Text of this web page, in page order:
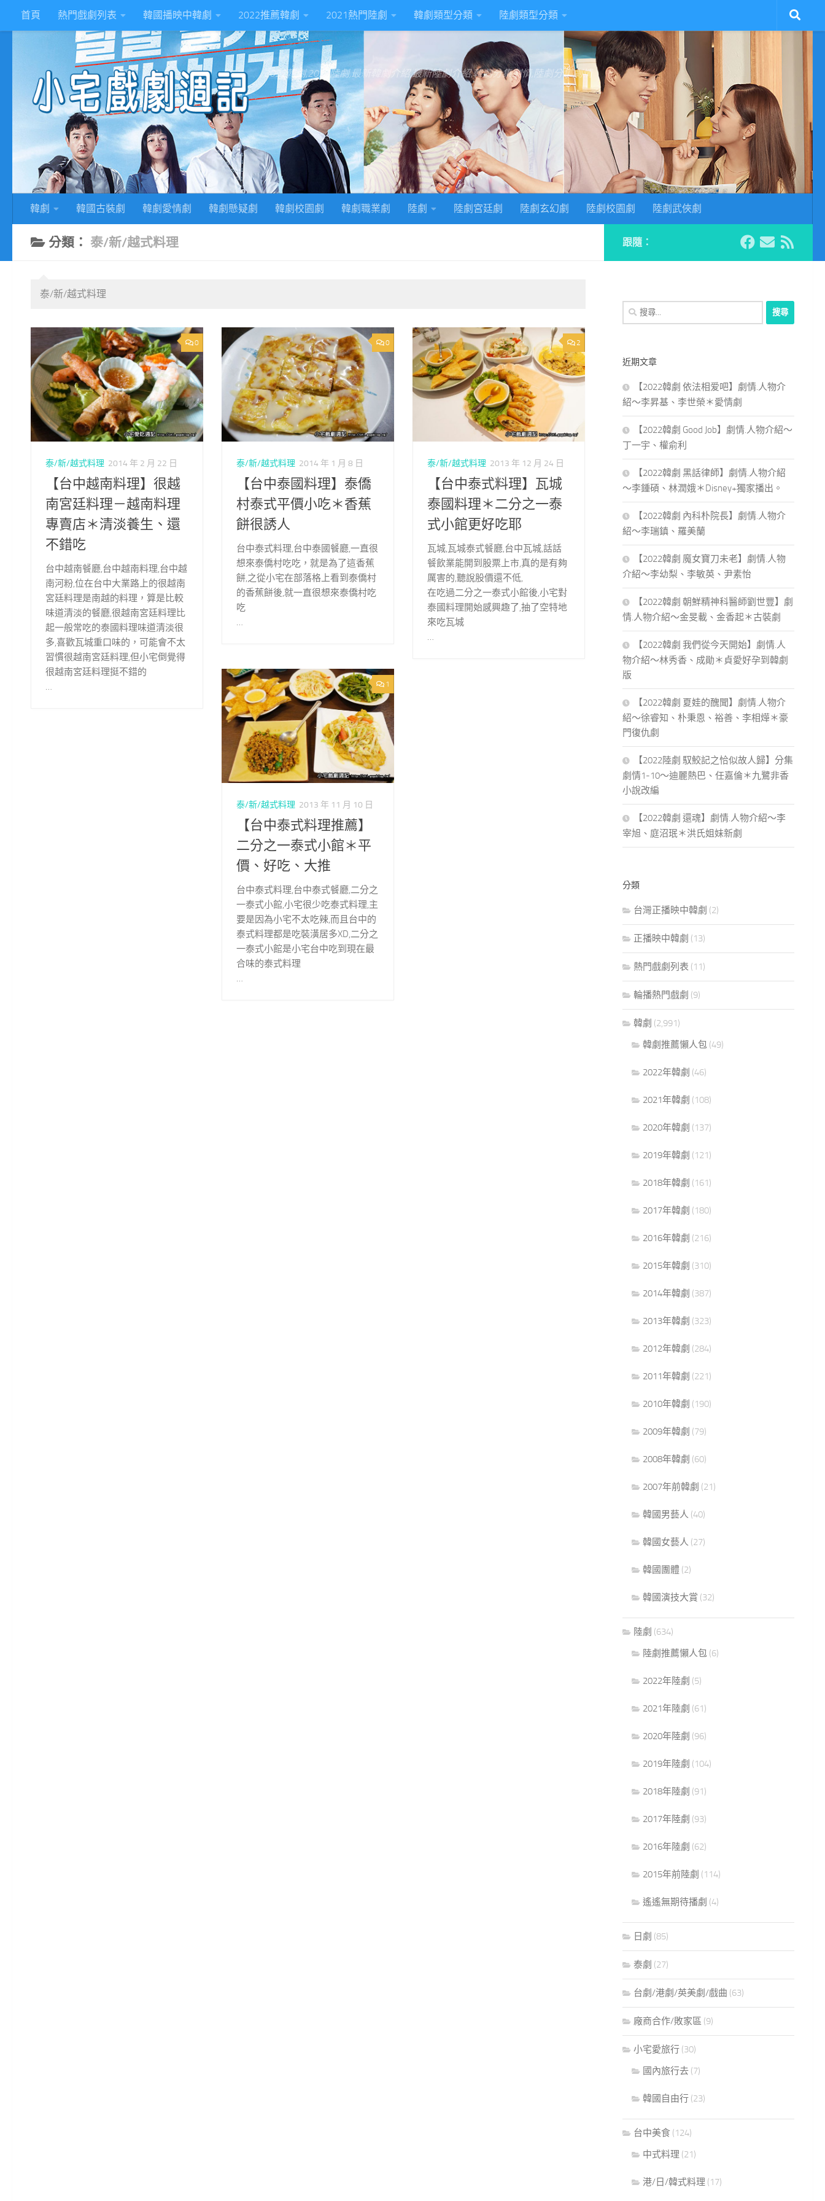
Skip to content
首頁 熱門戲劇列表 韓國播映中韓劇 2022推薦韓劇 2021熱門陸劇 韓劇類型分類 陸劇類型分類
2022韓劇,2022陸劇,最新韓劇介紹,最新陸劇介紹,韓劇分集劇情,陸劇分集劇情
韓劇 韓國古裝劇 韓劇愛情劇 韓劇懸疑劇 韓劇校園劇 韓劇職業劇 陸劇 陸劇宮廷劇 陸劇玄幻劇 陸劇校園劇 陸劇武俠劇
分類： 泰/新/越式料理
泰/新/越式料理
0
泰/新/越式料理 2014 年 2 月 22 日
【台中越南料理】很越
南宮廷料理－越南料理
專賣店＊清淡養生、還
不錯吃
台中越南餐廳,台中越南料理,台中越
南河粉,位在台中大業路上的很越南
宮廷料理是南越的料理，算是比較
味道清淡的餐廳,很越南宮廷料理比
起一般常吃的泰國料理味道清淡很
多,喜歡瓦城重口味的，可能會不太
習慣很越南宮廷料理,但小宅倒覺得
很越南宮廷料理挺不錯的
0
泰/新/越式料理 2014 年 1 月 8 日
【台中泰國料理】泰僑
村泰式平價小吃＊香蕉
餅很誘人
台中泰式料理,台中泰國餐廳,一直很
想來泰僑村吃吃，就是為了這香蕉
餅,之從小宅在部落格上看到泰僑村
的香蕉餅後,就一直很想來泰僑村吃
吃
2
泰/新/越式料理 2013 年 12 月 24 日
【台中泰式料理】瓦城
泰國料理＊二分之一泰
式小館更好吃耶
瓦城,瓦城泰式餐廳,台中瓦城,話話
餐飲業能開到股票上市,真的是有夠
厲害的,聽說股價還不低,
在吃過二分之一泰式小館後,小宅對
泰國料理開始感興趣了,抽了空特地
來吃瓦城
1
泰/新/越式料理 2013 年 11 月 10 日
【台中泰式料理推薦】
二分之一泰式小館＊平
價、好吃、大推
台中泰式料理,台中泰式餐廳,二分之
一泰式小館,小宅很少吃泰式料理,主
要是因為小宅不太吃辣,而且台中的
泰式料理都是吃裝潢居多XD,二分之
一泰式小館是小宅台中吃到現在最
合味的泰式料理
…
跟隨：
搜
尋
字:
近期文章
【2022韓劇 依法相爱吧】劇情.人物介
紹～李昇基、李世榮＊愛情劇
【2022韓劇 Good Job】劇情.人物介紹～
丁一宇、權俞利
【2022韓劇 黑話律師】劇情.人物介紹
～李鍾碩、林潤娥＊Disney+獨家播出。
【2022韓劇 內科朴院長】劇情.人物介
紹～李瑞鎮、羅美蘭
【2022韓劇 魔女寶刀未老】劇情.人物
介紹～李幼梨、李敏英、尹素怡
【2022韓劇 朝鮮精神科醫師劉世豐】劇
情.人物介紹～金旻載、金香起＊古裝劇
【2022韓劇 我們從今天開始】劇情.人
物介紹～林秀香、成勛＊貞愛好孕到韓劇
版
【2022韓劇 夏娃的醜聞】劇情.人物介
紹～徐睿知、朴秉恩、裕善、李相燁＊豪
門復仇劇
【2022陸劇 馭鮫記之恰似故人歸】分集
劇情1-10～迪麗熱巴、任嘉倫＊九鷺非香
小說改編
【2022韓劇 還魂】劇情.人物介紹～李
宰旭、庭沼珉＊洪氏姐妹新劇
分類
台灣正播映中韓劇 (2)
正播映中韓劇 (13)
熱門戲劇列表 (11)
輪播熱門戲劇 (9)
韓劇 (2,991)
韓劇推薦懶人包 (49)
2022年韓劇 (46)
2021年韓劇 (108)
2020年韓劇 (137)
2019年韓劇 (121)
2018年韓劇 (161)
2017年韓劇 (180)
2016年韓劇 (216)
2015年韓劇 (310)
2014年韓劇 (387)
2013年韓劇 (323)
2012年韓劇 (284)
2011年韓劇 (221)
2010年韓劇 (190)
2009年韓劇 (79)
2008年韓劇 (60)
2007年前韓劇 (21)
韓國男藝人 (40)
韓國女藝人 (27)
韓國團體 (2)
韓國演技大賞 (32)
陸劇 (634)
陸劇推薦懶人包 (6)
2022年陸劇 (5)
2021年陸劇 (61)
2020年陸劇 (96)
2019年陸劇 (104)
2018年陸劇 (91)
2017年陸劇 (93)
2016年陸劇 (62)
2015年前陸劇 (114)
遙遙無期待播劇 (4)
日劇 (85)
泰劇 (27)
台劇/港劇/英美劇/戲曲 (63)
廠商合作/敗家區 (9)
小宅愛旅行 (30)
國內旅行去 (7)
韓國自由行 (23)
台中美食 (124)
中式料理 (21)
港/日/韓式料理 (17)